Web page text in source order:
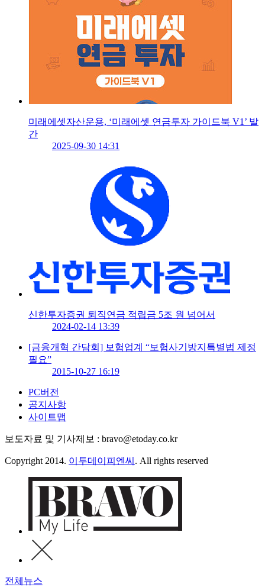
미래에셋자산운용, ‘미래에셋 연금투자 가이드북 V1’ 발
간
2025-09-30 14:31
신한투자증권 퇴직연금 적립금 5조 원 넘어서
2024-02-14 13:39
[금융개혁 간담회] 보험업계 “보험사기방지특별법 제정
필요”
2015-10-27 16:19
PC버전
공지사항
사이트맵
보도자료 및 기사제보 : bravo@etoday.co.kr
Copyright 2014. 이투데이피엔씨 . All rights reserved
전체뉴스